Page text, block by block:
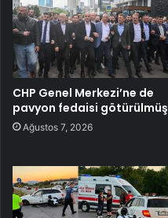
CHP Genel Merkezi’ne de
pavyon fedaisi götürülmüş
Ağustos 7, 2026